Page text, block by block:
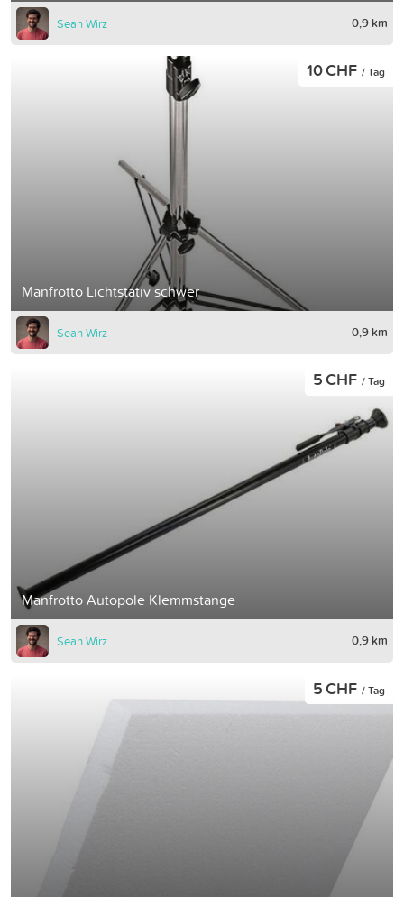
Sean Wirz 0,9 km
Manfrotto Lichtstativ schwer
10 CHF / Tag
Sean Wirz 0,9 km
Manfrotto Autopole Klemmstange
5 CHF / Tag
Sean Wirz 0,9 km
5 CHF / Tag